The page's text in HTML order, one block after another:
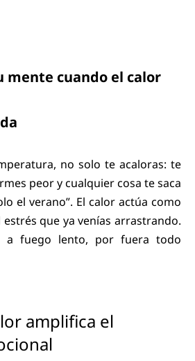
mente cuando el calor
no solo te acaloras: te
peor y cualquier cosa te saca
el verano”. El calor actúa como
que ya venías arrastrando.
a fuego lento, por fuera todo
amplifica el